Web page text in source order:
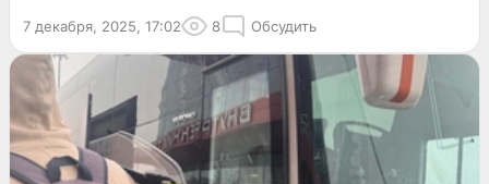
7 декабря, 2025, 17:02 8 Обсудить